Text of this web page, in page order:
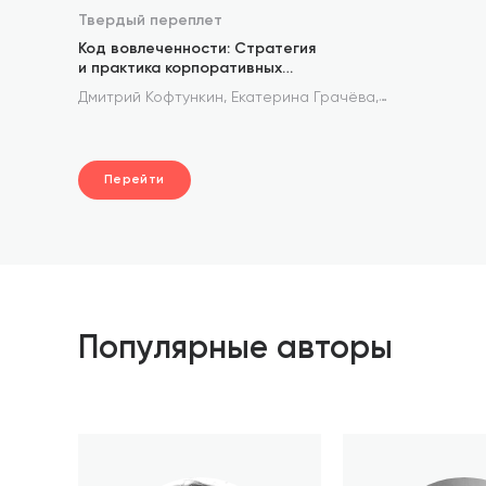
Твердый переплет
Код вовлеченности: Стратегия
и практика корпоративных
коммуникаций, где в центре — человек
Дмитрий Кофтункин, Екатерина Грачёва, Лариса
Перейти
Популярные авторы